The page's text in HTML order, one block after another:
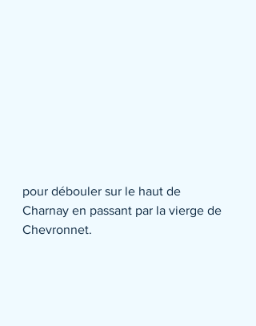
pour débouler sur le haut de
Charnay en passant par la vierge de
Chevronnet.